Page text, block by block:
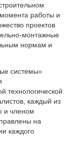
работы и
проектов
монтажные
нормам и
системы»
технологической
каждый из
и членом
на
каждого